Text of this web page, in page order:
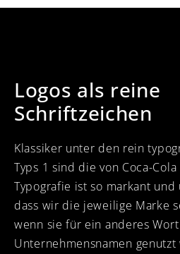
Logos als reine
Schriftzeichen
Klassiker unter den rein
Typs 1 sind die von Coca-
Typografie ist so markant
dass wir die jeweilige Marke
wenn sie für ein anderes
Unternehmensnamen